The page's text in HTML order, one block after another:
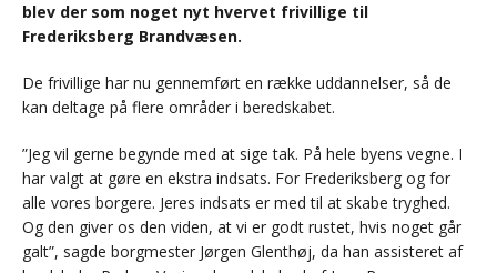
blev der som noget nyt hvervet frivillige til
Frederiksberg Brandvæsen.
De frivillige har nu gennemført en række uddannelser, så de
kan deltage på flere områder i beredskabet.
”Jeg vil gerne begynde med at sige tak. På hele byens vegne. I
har valgt at gøre en ekstra indsats. For Frederiksberg og for
alle vores borgere. Jeres indsats er med til at skabe tryghed.
Og den giver os den viden, at vi er godt rustet, hvis noget går
galt”, sagde borgmester Jørgen Glenthøj, da han assisteret af